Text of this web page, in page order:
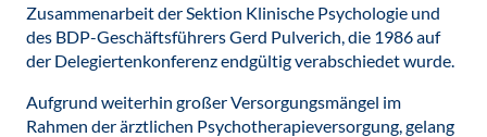
Zusammenarbeit der Sektion Klinische Psychologie und
des BDP-Geschäftsführers Gerd Pulverich, die 1986 auf
der Delegiertenkonferenz endgültig verabschiedet wurde.
Aufgrund weiterhin großer Versorgungsmängel im
Rahmen der ärztlichen Psychotherapieversorgung, gelang